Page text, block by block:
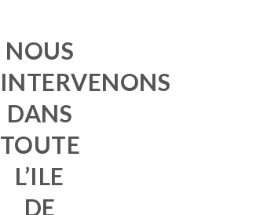
NOUS
INTERVENONS
DANS
TOUTE
L’ILE
DE